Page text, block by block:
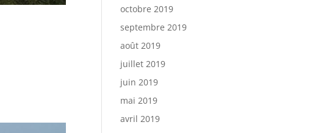
octobre 2019
septembre 2019
août 2019
juillet 2019
juin 2019
mai 2019
avril 2019